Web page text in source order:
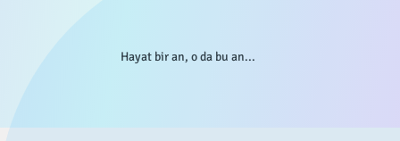
Hayat bir an, o da bu an...